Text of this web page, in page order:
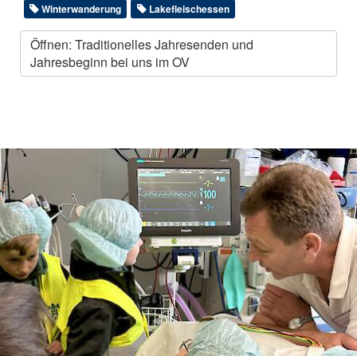
Winterwanderung
Lakefleischessen
Öffnen: Traditionelles Jahresenden und
Jahresbeginn bei uns im OV